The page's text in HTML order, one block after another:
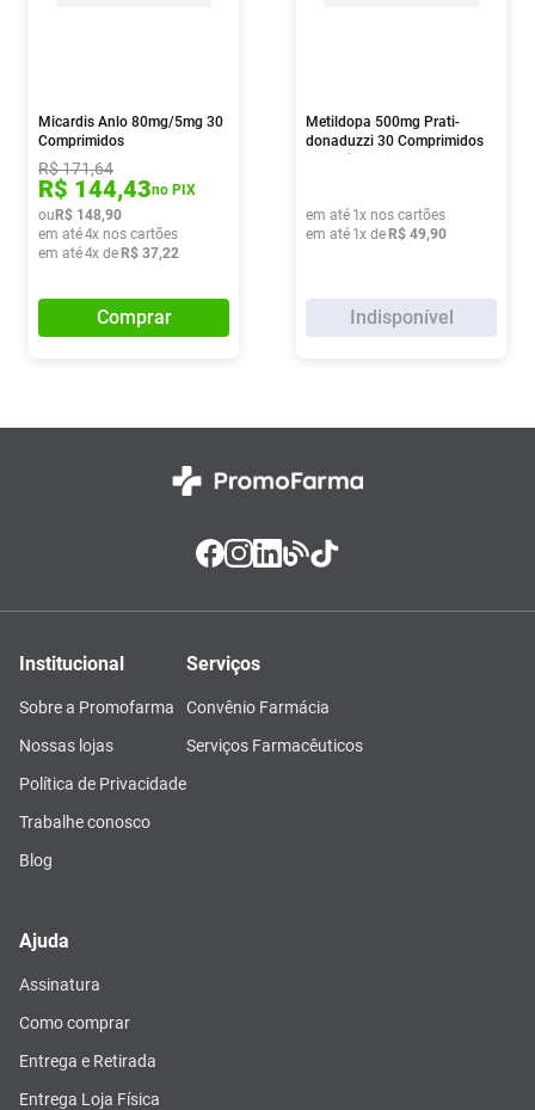
Micardis Anlo 80mg/5mg 30
Comprimidos
R$171,64
R$ 144,43no PIX
ou R$ 148,90
em até4x nos cartões
em até4x de R$ 37,22
Comprar
Metildopa 500mg Prati-
donaduzzi 30 Comprimidos
em até 1x nos cartões
em até 1x de R$ 49,90
Indisponível
Institucional
Sobre a Promofarma
Nossas lojas
Política de Privacidade
Trabalhe conosco
Blog
Serviços
Convênio Farmácia
Serviços Farmacêuticos
Ajuda
Assinatura
Como comprar
Entrega e Retirada
Entrega Loja Física